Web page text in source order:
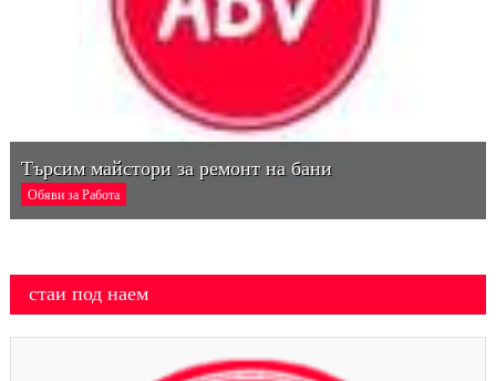
Търсим майстори за ремонт на бани
Обяви за Работа
стаи под наем